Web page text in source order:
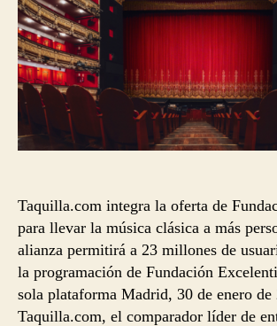
Taquilla.com integra la oferta de
para llevar la música clásica a más
alianza permitirá a 23 millones de
la programación de Fundación
sola plataforma Madrid, 30 de enero de
Taquilla.com, el comparador líder de